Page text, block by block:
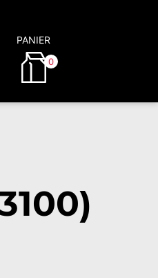
PANIER
0